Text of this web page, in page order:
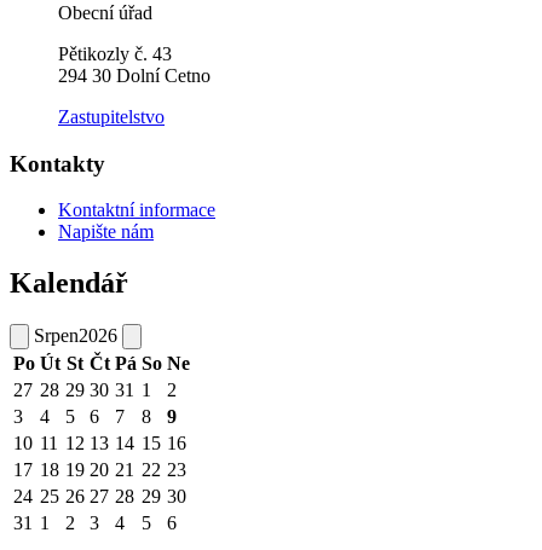
Obecní úřad
Pětikozly č. 43
294 30 Dolní Cetno
Zastupitelstvo
Kontakty
Kontaktní informace
Napište nám
Kalendář
Srpen2026
Po Út St Čt Pá So Ne
27 28 29 30 31 1
2
3
4 5 6 7 8
9
10 11 12 13 14 15 16
17 18 19 20 21 22 23
24 25 26 27 28 29 30
31 1 2 3 4 5 6